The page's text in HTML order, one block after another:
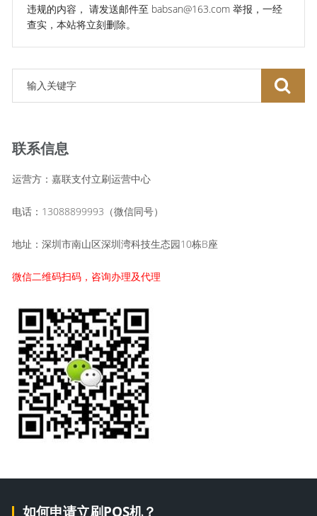
违规的内容， 请发送邮件至 babsan@163.com 举报，一经
查实，本站将立刻删除。
联系信息
运营方：嘉联支付立刷运营中心
电话：13088899993（微信同号）
地址：深圳市南山区深圳湾科技生态园10栋B座
微信二维码扫码，咨询办理及代理
如何申请立刷POS机？